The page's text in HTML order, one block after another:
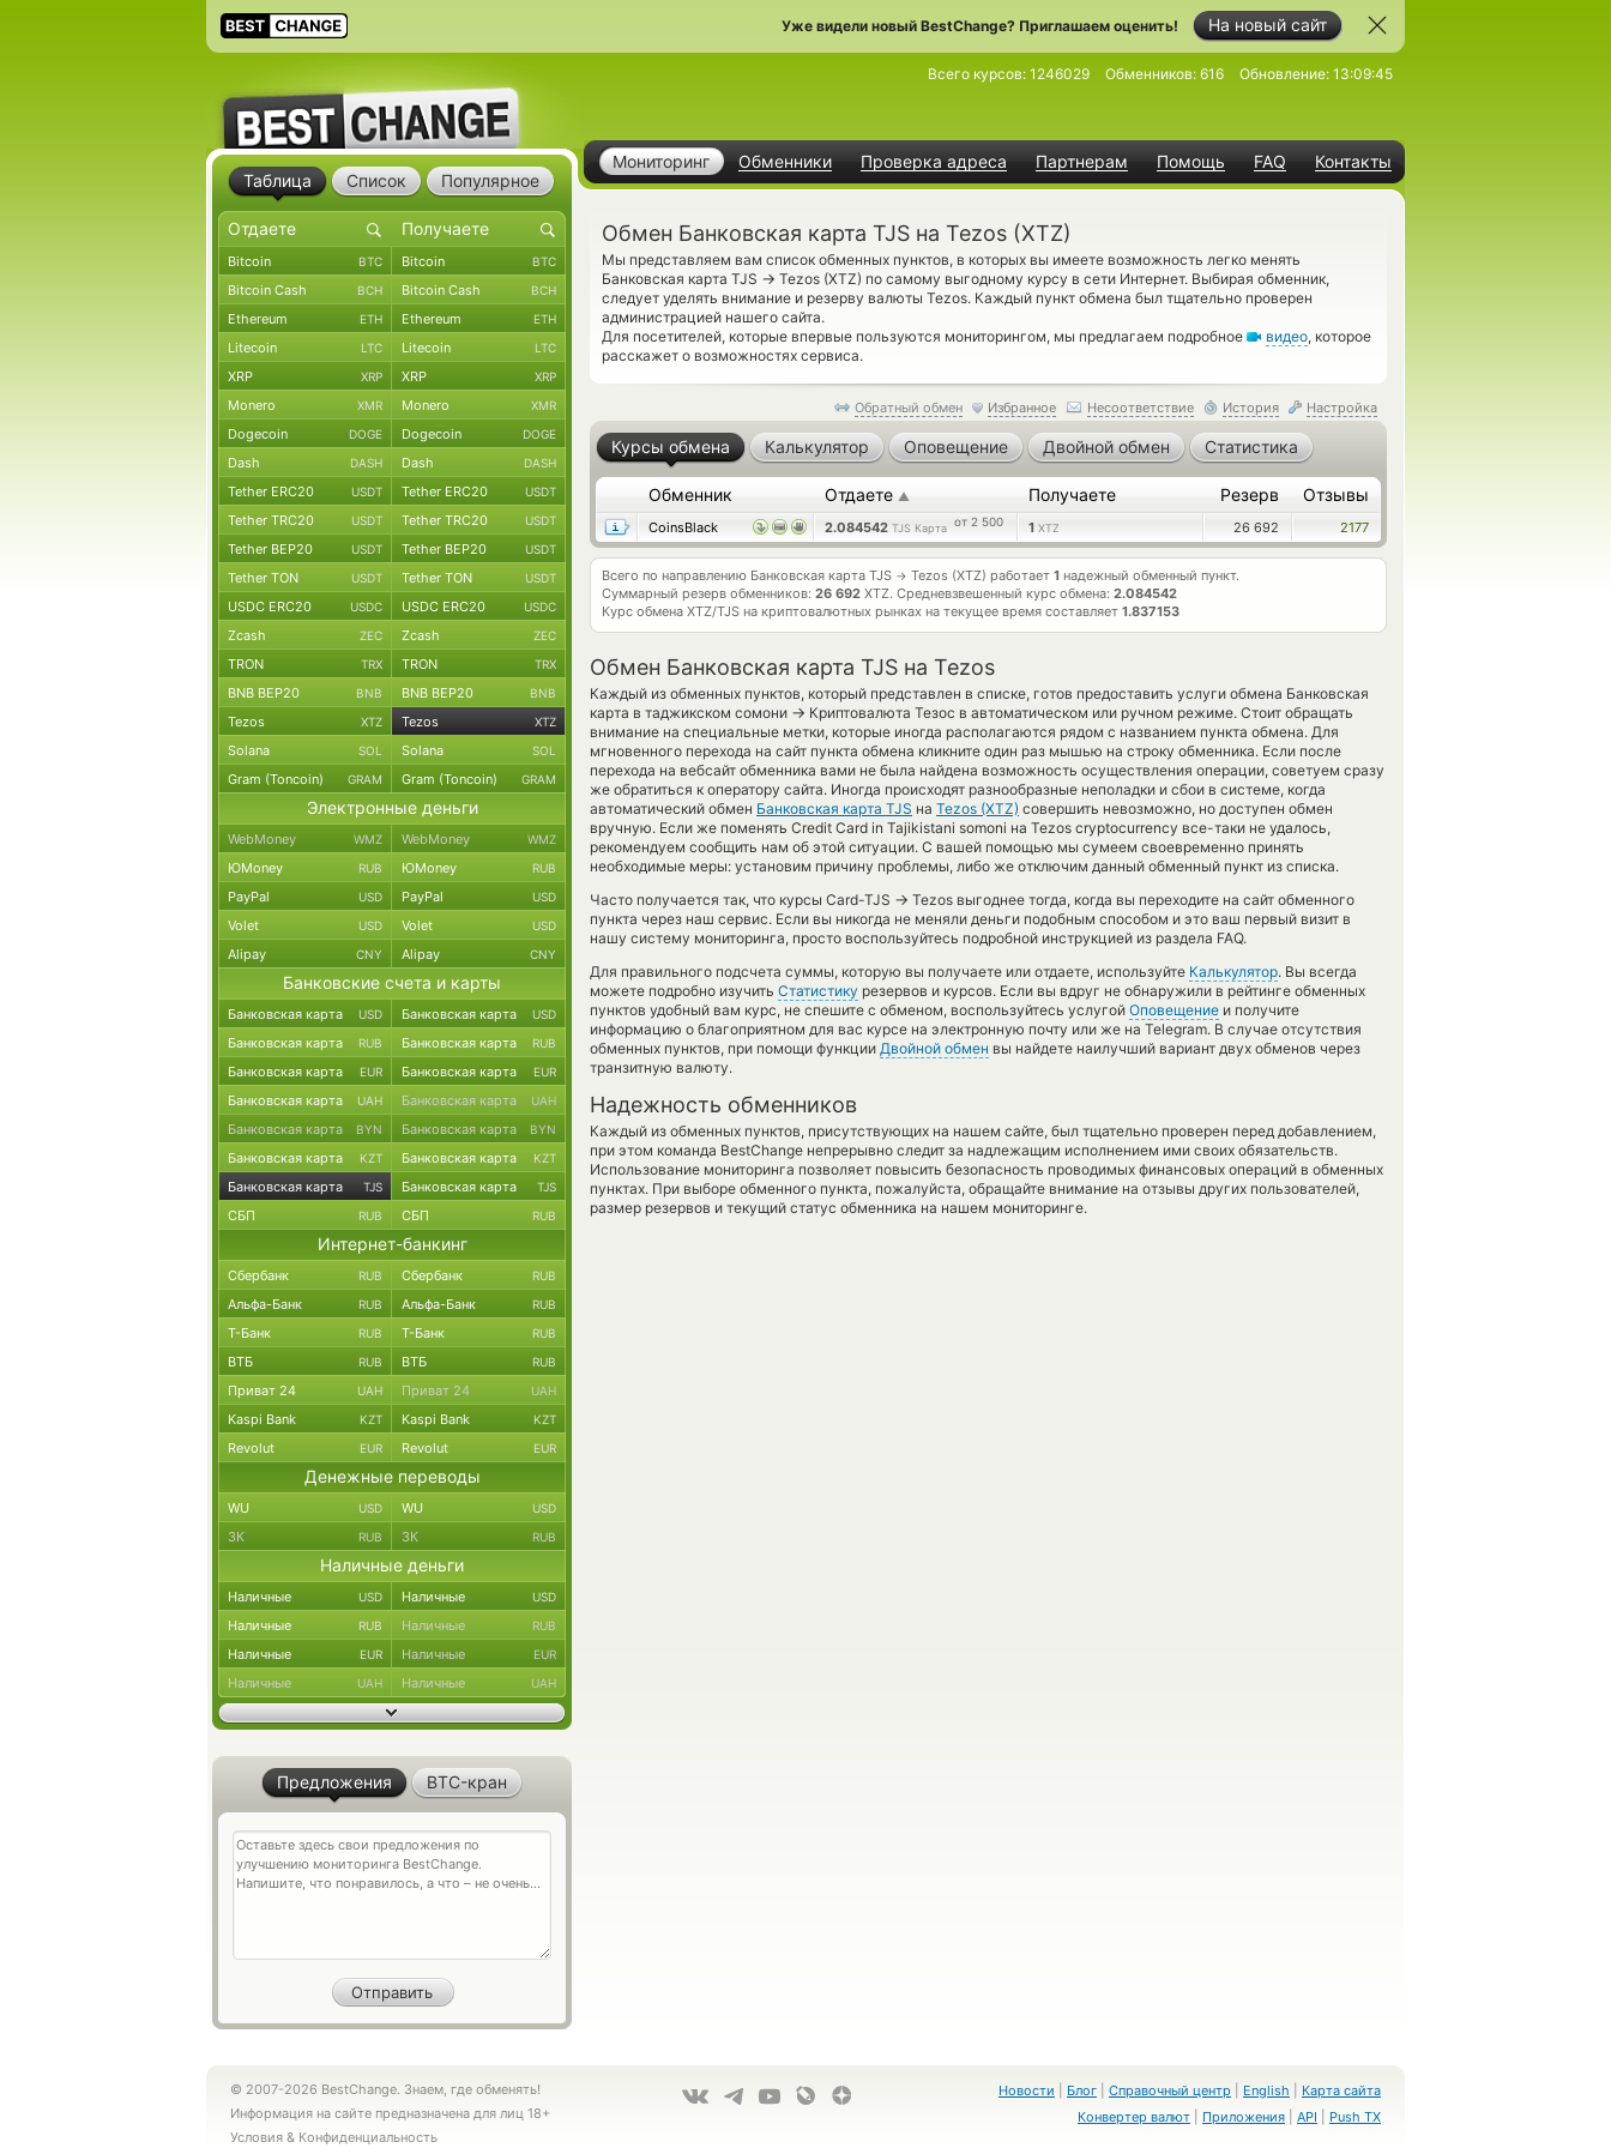
На новый сайт
Уже видели новый BestChange? Приглашаем оценить!
Мониторинг Обменники Проверка адреса Партнерам Помощь FAQ Контакты
Всего курсов: 1246029 Обменников: 616 Обновление: 13:09:45
Обмен Банковская карта TJS на Tezos (XTZ)
Мы представляем вам список обменных пунктов, в которых вы имеете возможность легко менять
Банковская карта TJS → Tezos (XTZ) по самому выгодному курсу в сети Интернет. Выбирая обменник,
следует уделять внимание и резерву валюты Tezos. Каждый пункт обмена был тщательно проверен
администрацией нашего сайта.
Для посетителей, которые впервые пользуются мониторингом, мы предлагаем подробное
видео, которое
расскажет о возможностях сервиса.
Обратный обмен Избранное Несоответствие История Настройка
Курсы обмена Калькулятор Оповещение Двойной обмен Статистика
Обменник Отдаете ▲ Получаете Резерв Отзывы
CoinsBlack 2.084542 TJS Карта от 2 500 1 XTZ 26 692 2177
Всего по направлению Банковская карта TJS → Tezos (XTZ) работает 1 надежный обменный пункт.
Суммарный резерв обменников: 26 692 XTZ. Средневзвешенный курс обмена: 2.084542
Курс обмена XTZ/TJS на криптовалютных рынках на текущее время составляет 1.837153
Обмен Банковская карта TJS на Tezos
Каждый из обменных пунктов, который представлен в списке, готов предоставить услуги обмена Банковская
карта в таджикском сомони → Криптовалюта Тезос в автоматическом или ручном режиме. Стоит обращать
внимание на специальные метки, которые иногда располагаются рядом с названием пункта обмена. Для
мгновенного перехода на сайт пункта обмена кликните один раз мышью на строку обменника. Если после
перехода на вебсайт обменника вами не была найдена возможность осуществления операции, советуем сразу
же обратиться к оператору сайта. Иногда происходят разнообразные неполадки и сбои в системе, когда
автоматический обмен Банковская карта TJS на Tezos (XTZ) совершить невозможно, но доступен обмен
вручную. Если же поменять Credit Card in Tajikistani somoni на Tezos cryptocurrency все-таки не удалось,
рекомендуем сообщить нам об этой ситуации. С вашей помощью мы сумеем своевременно принять
необходимые меры: установим причину проблемы, либо же отключим данный обменный пункт из списка.
Часто получается так, что курсы Card-TJS → Tezos выгоднее тогда, когда вы переходите на сайт обменного
пункта через наш сервис. Если вы никогда не меняли деньги подобным способом и это ваш первый визит в
нашу систему мониторинга, просто воспользуйтесь подробной инструкцией из раздела FAQ.
Для правильного подсчета суммы, которую вы получаете или отдаете, используйте Калькулятор. Вы всегда
можете подробно изучить Статистику резервов и курсов. Если вы вдруг не обнаружили в рейтинге обменных
пунктов удобный вам курс, не спешите с обменом, воспользуйтесь услугой Оповещение и получите
информацию о благоприятном для вас курсе на электронную почту или же на Telegram. В случае отсутствия
обменных пунктов, при помощи функции Двойной обмен вы найдете наилучший вариант двух обменов через
транзитную валюту.
Надежность обменников
Каждый из обменных пунктов, присутствующих на нашем сайте, был тщательно проверен перед добавлением,
при этом команда BestChange непрерывно следит за надлежащим исполнением ими своих обязательств.
Использование мониторинга позволяет повысить безопасность проводимых финансовых операций в обменных
пунктах. При выборе обменного пункта, пожалуйста, обращайте внимание на отзывы других пользователей,
размер резервов и текущий статус обменника на нашем мониторинге.
Таблица Список Популярное
Bitcoin BTC Bitcoin BTC
Bitcoin Cash BCH Bitcoin Cash BCH
Ethereum ETH Ethereum ETH
Litecoin LTC Litecoin LTC
XRP XRP XRP XRP
Monero XMR Monero XMR
Dogecoin DOGE Dogecoin DOGE
Dash DASH Dash DASH
Tether ERC20 USDT Tether ERC20 USDT
Tether TRC20 USDT Tether TRC20 USDT
Tether BEP20 USDT Tether BEP20 USDT
Tether TON USDT Tether TON USDT
USDC ERC20 USDC USDC ERC20 USDC
Zcash ZEC Zcash ZEC
TRON TRX TRON TRX
BNB BEP20 BNB BNB BEP20 BNB
Tezos XTZ Tezos XTZ
Solana SOL Solana SOL
Gram (Toncoin) GRAM Gram (Toncoin) GRAM
Электронные деньги
WebMoney WMZ WebMoney WMZ
ЮMoney RUB ЮMoney RUB
PayPal USD PayPal USD
Volet USD Volet USD
Alipay CNY Alipay CNY
Банковские счета и карты
Банковская карта USD Банковская карта USD
Банковская карта RUB Банковская карта RUB
Банковская карта EUR Банковская карта EUR
Банковская карта UAH Банковская карта UAH
Банковская карта BYN Банковская карта BYN
Банковская карта KZT Банковская карта KZT
Банковская карта TJS Банковская карта TJS
СБП RUB СБП RUB
Интернет-банкинг
Сбербанк RUB Сбербанк RUB
Альфа-Банк RUB Альфа-Банк RUB
Т-Банк RUB Т-Банк RUB
ВТБ RUB ВТБ RUB
Приват 24 UAH Приват 24 UAH
Kaspi Bank KZT Kaspi Bank KZT
Revolut EUR Revolut EUR
Денежные переводы
WU USD WU USD
ЗК RUB ЗК RUB
Наличные деньги
Наличные USD Наличные USD
Наличные RUB Наличные RUB
Наличные EUR Наличные EUR
Наличные UAH Наличные UAH
Предложения BTC-кран
© 2007-2026 BestChange. Знаем, где обменять!
Информация на сайте предназначена для лиц 18+
Условия & Конфиденциальность
Новости Блог Справочный центр English
Карта сайта
Конвертер валют
Приложения API Push TX